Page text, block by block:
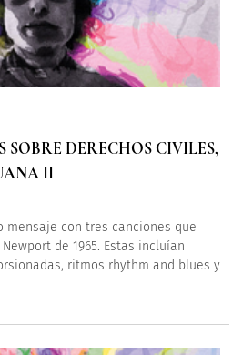
SOBRE DERECHOS CIVILES,
II
mensaje con tres canciones que
de 1965. Estas incluían
ritmos rhythm and blues y